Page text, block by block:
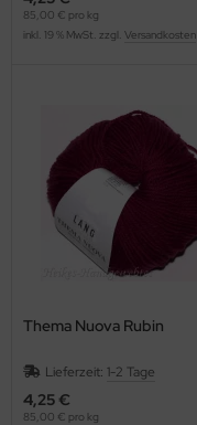
85,00 € pro kg
inkl. 19 % MwSt. zzgl. Versandkosten
Thema Nuova Rubin
Lieferzeit: 1-2 Tage
4,25 €
85,00 € pro kg